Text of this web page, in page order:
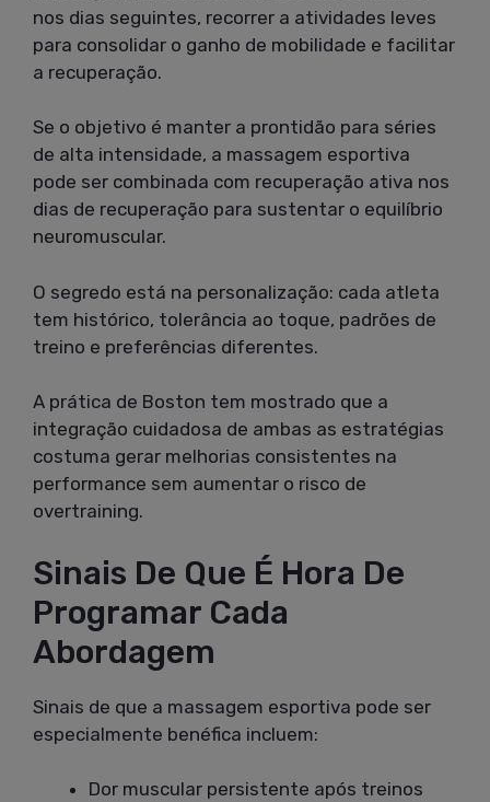
nos dias seguintes, recorrer a atividades leves
para consolidar o ganho de mobilidade e facilitar
a recuperação.
Se o objetivo é manter a prontidão para séries
de alta intensidade, a massagem esportiva
pode ser combinada com recuperação ativa nos
dias de recuperação para sustentar o equilíbrio
neuromuscular.
O segredo está na personalização: cada atleta
tem histórico, tolerância ao toque, padrões de
treino e preferências diferentes.
A prática de Boston tem mostrado que a
integração cuidadosa de ambas as estratégias
costuma gerar melhorias consistentes na
performance sem aumentar o risco de
overtraining.
Sinais De Que É Hora De
Programar Cada
Abordagem
Sinais de que a massagem esportiva pode ser
especialmente benéfica incluem:
Dor muscular persistente após treinos